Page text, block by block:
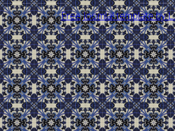
Free Joomla! template by